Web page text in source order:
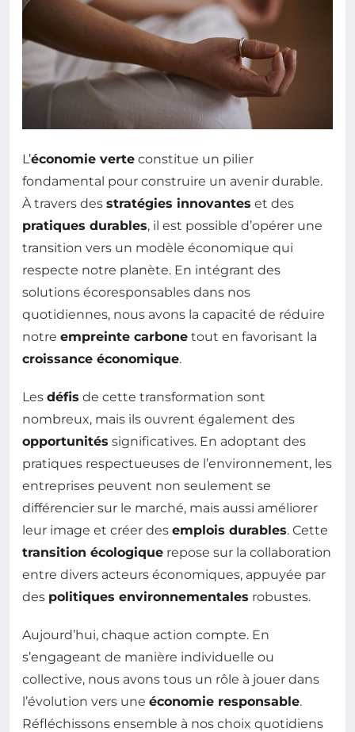
L’économie verte constitue un pilier
fondamental pour construire un avenir durable.
À travers des stratégies innovantes et des
pratiques durables, il est possible d’opérer une
transition vers un modèle économique qui
respecte notre planète. En intégrant des
solutions écoresponsables dans nos
quotidiennes, nous avons la capacité de réduire
notre empreinte carbone tout en favorisant la
croissance économique.
Les défis de cette transformation sont
nombreux, mais ils ouvrent également des
opportunités significatives. En adoptant des
pratiques respectueuses de l’environnement, les
entreprises peuvent non seulement se
différencier sur le marché, mais aussi améliorer
leur image et créer des emplois durables. Cette
transition écologique repose sur la collaboration
entre divers acteurs économiques, appuyée par
des politiques environnementales robustes.
Aujourd’hui, chaque action compte. En
s’engageant de manière individuelle ou
collective, nous avons tous un rôle à jouer dans
l’évolution vers une économie responsable.
Réfléchissons ensemble à nos choix quotidiens